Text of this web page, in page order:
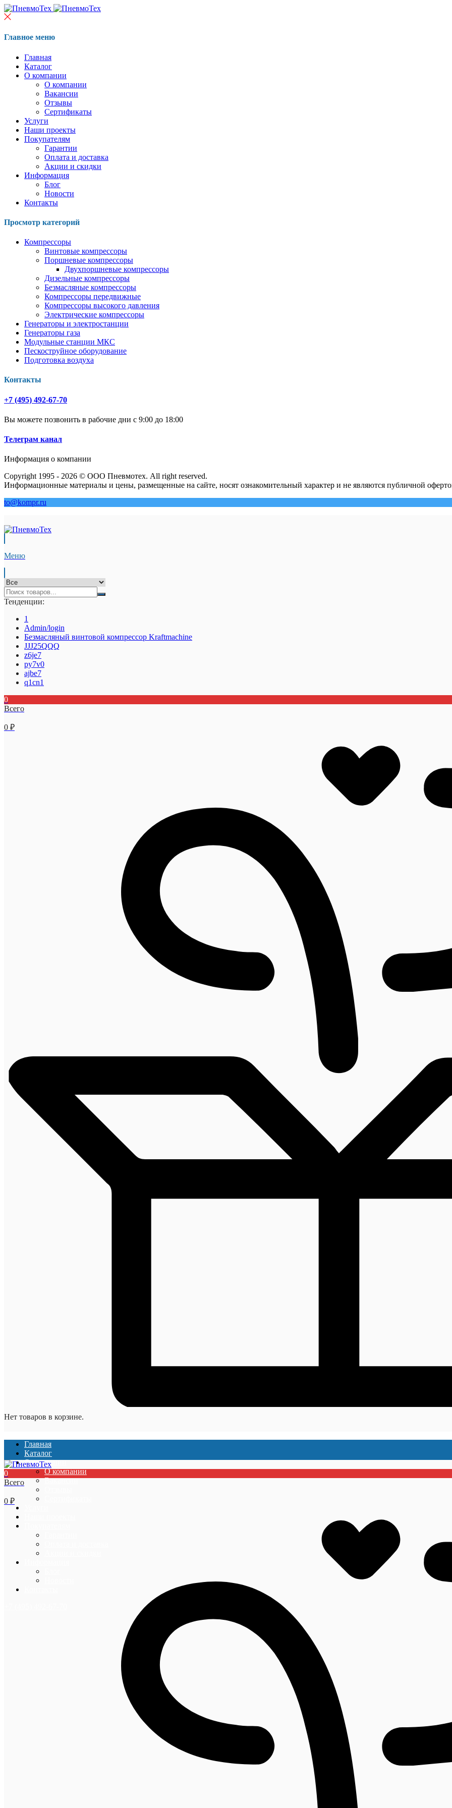
Главное меню
Главная
Каталог
О компании
О компании
Вакансии
Отзывы
Сертификаты
Услуги
Наши проекты
Покупателям
Гарантии
Оплата и доставка
Акции и скидки
Информация
Блог
Новости
Контакты
Просмотр категорий
Компрессоры
Винтовые компрессоры
Поршневые компрессоры
Двухпоршневые компрессоры
Дизельные компрессоры
Безмасляные компрессоры
Компрессоры передвижные
Компрессоры высокого давления
Электрические компрессоры
Генераторы и электростанции
Генераторы газа
Модульные станции МКС
Пескоструйное оборудование
Подготовка воздуха
Контакты
+7 (495) 492-67-70
Вы можете позвонить в рабочие дни с 9:00 до 18:00
Телеграм канал
Информация о компании
Copyright 1995 - 2026 © ООО Пневмотех. All right reserved.
Информационные материалы и цены, размещенные на сайте, носят ознакомительный характер и не являются публичной
to@kompr.ru
Меню
Тенденции:
1
Admin/login
Безмасляный винтовой компрессор Kraftmaсhine
JJJ25QQQ
z6je7
py7v0
ajbe7
q1cn1
0
Всего
0 ₽
Нет товаров в корзине.
Главная
Каталог
О компании
О компании
Вакансии
0
Всего
0 ₽